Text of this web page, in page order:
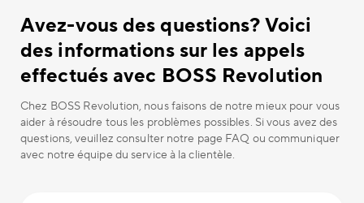
Avez-vous des questions? Voici
des informations sur les appels
effectués avec BOSS Revolution
Chez BOSS Revolution, nous faisons de notre mieux pour vous
aider à résoudre tous les problèmes possibles. Si vous avez des
questions, veuillez consulter notre page FAQ ou communiquer
avec notre équipe du service à la clientèle.